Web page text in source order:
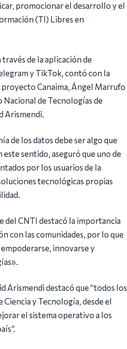
promocionar el desarrollo y el
(TI) Libres en
de la aplicación de
y TikTok, contó con la
Canaima, Ángel Marrufo
de Tecnologías de
Arismendi.
de los datos debe ser algo que
este sentido, aseguró que uno de
por los usuarios de la
tecnológicas propias
del CNTI destacó la importancia
con las comunidades, por lo que
innovarse y
Arismendi destacó que “todos los
y Tecnología, desde el
el sistema operativo a los